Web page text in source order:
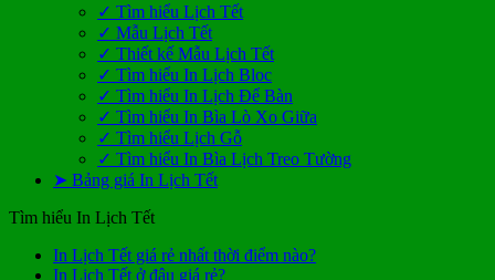
✓ Tìm hiểu Lịch Tết
✓ Mẫu Lịch Tết
✓ Thiết kế Mẫu Lịch Tết
✓ Tìm hiểu In Lịch Bloc
✓ Tìm hiểu In Lịch Để Bàn
✓ Tìm hiểu In Bìa Lò Xo Giữa
✓ Tìm hiểu Lịch Gỗ
✓ Tìm hiểu In Bìa Lịch Treo Tường
➤ Bảng giá In Lịch Tết
Tìm hiểu In Lịch Tết
In Lịch Tết giá rẻ nhất thời điểm nào?Không
In Lịch Tết ở đâu giá rẻ?Không